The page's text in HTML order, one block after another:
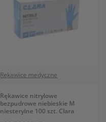
Rękawice medyczne
Rękawice nitrylowe
bezpudrowe niebieskie M
niesterylne 100 szt. Clara